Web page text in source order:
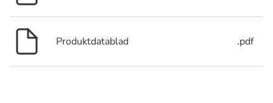
Produktdatablad .pdf